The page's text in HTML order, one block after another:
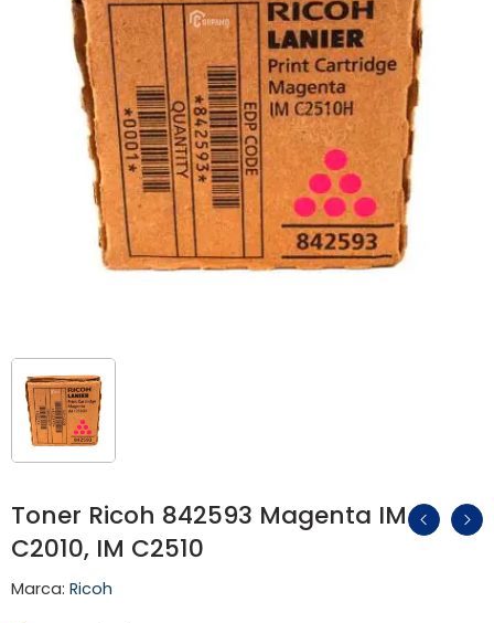
Toner Ricoh 842593 Magenta IM
C2010, IM C2510
Marca: Ricoh